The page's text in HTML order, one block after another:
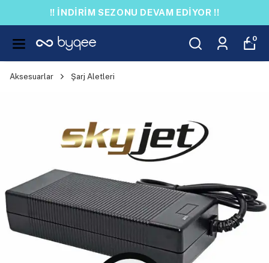
!! İNDİRİM SEZONU DEVAM EDİYOR !!
0
Aksesuarlar Şarj Aletleri